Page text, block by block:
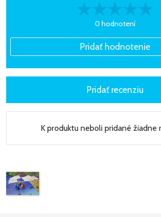
0 hodnotení
K produktu neboli pridané žiadne